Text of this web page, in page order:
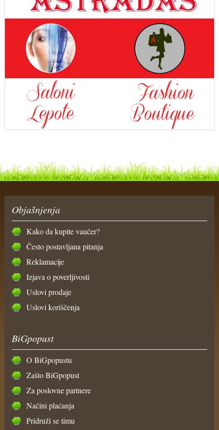
Objašnjenja
Kako da kupite vaučer?
Često postavljana pitanja
Reklamacije
Izjava o poverljivosti
Uslovi prodaje
Uslovi koriščenja
BiGpopust
O BiGpopustu
Zašto BiGpopust
Za poslovne partnere
Načini plaćanja
Pridruži se timu